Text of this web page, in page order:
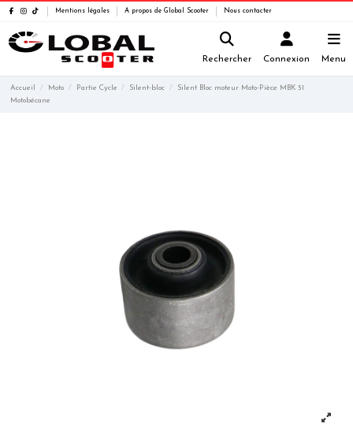
Mentions légales A propos de Global Scooter Nous contacter
Rechercher Connexion Menu
Accueil Moto Partie Cycle Silent-bloc
Silent Bloc moteur Moto-Pièce MBK 51
Motobécane